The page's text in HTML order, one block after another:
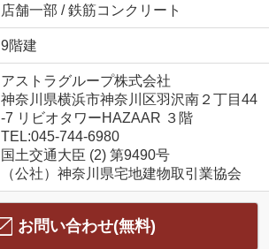
店舗一部 / 鉄筋コンクリート
9階建
アストラグループ株式会社
神奈川県横浜市神奈川区羽沢南２丁目44
-7 リビオタワーHAZAAR ３階
TEL:045-744-6980
国土交通大臣 (2) 第9490号
（公社）神奈川県宅地建物取引業協会
お問い合わせ(無料)